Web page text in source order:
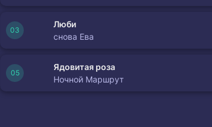
Люби
снова Ева
Ядовитая роза
Ночной Маршрут